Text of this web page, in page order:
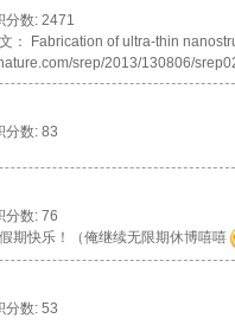
分数: 2471
： Fabrication of ultra-thin
srep/2013/130806/
分数: 83
分数: 76
期快乐！（俺继续无限期休博嘻嘻
分数: 53